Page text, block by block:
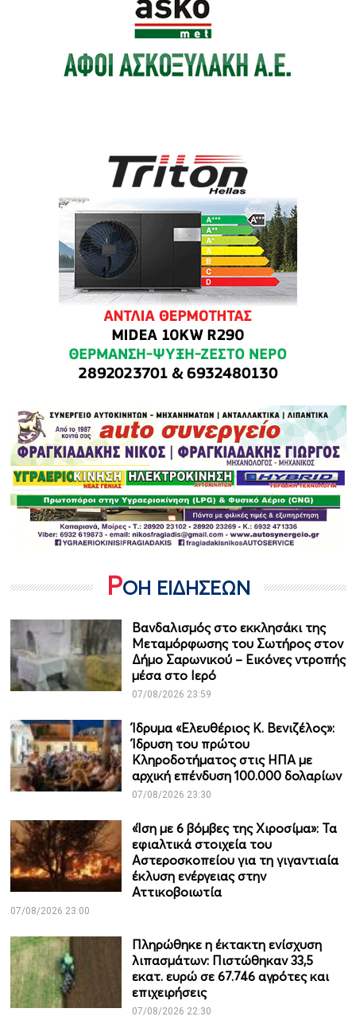
ΡΟΗ ΕΙΔΗΣΕΩΝ
Βανδαλισμός στο εκκλησάκι της
Μεταμόρφωσης του Σωτήρος στον
Δήμο Σαρωνικού – Εικόνες ντροπής
μέσα στο Ιερό
07/08/2026 23:59
Ίδρυμα «Ελευθέριος Κ. Βενιζέλος»:
Ίδρυση του πρώτου
Κληροδοτήματος στις ΗΠΑ με
αρχική επένδυση 100.000 δολαρίων
07/08/2026 23:30
«Ίση με 6 βόμβες της Χιροσίμα»: Τα
εφιαλτικά στοιχεία του
Αστεροσκοπείου για τη γιγαντιαία
έκλυση ενέργειας στην
Αττικοβοιωτία
07/08/2026 23:00
Πληρώθηκε η έκτακτη ενίσχυση
λιπασμάτων: Πιστώθηκαν 33,5
εκατ. ευρώ σε 67.746 αγρότες και
επιχειρήσεις
07/08/2026 22:30